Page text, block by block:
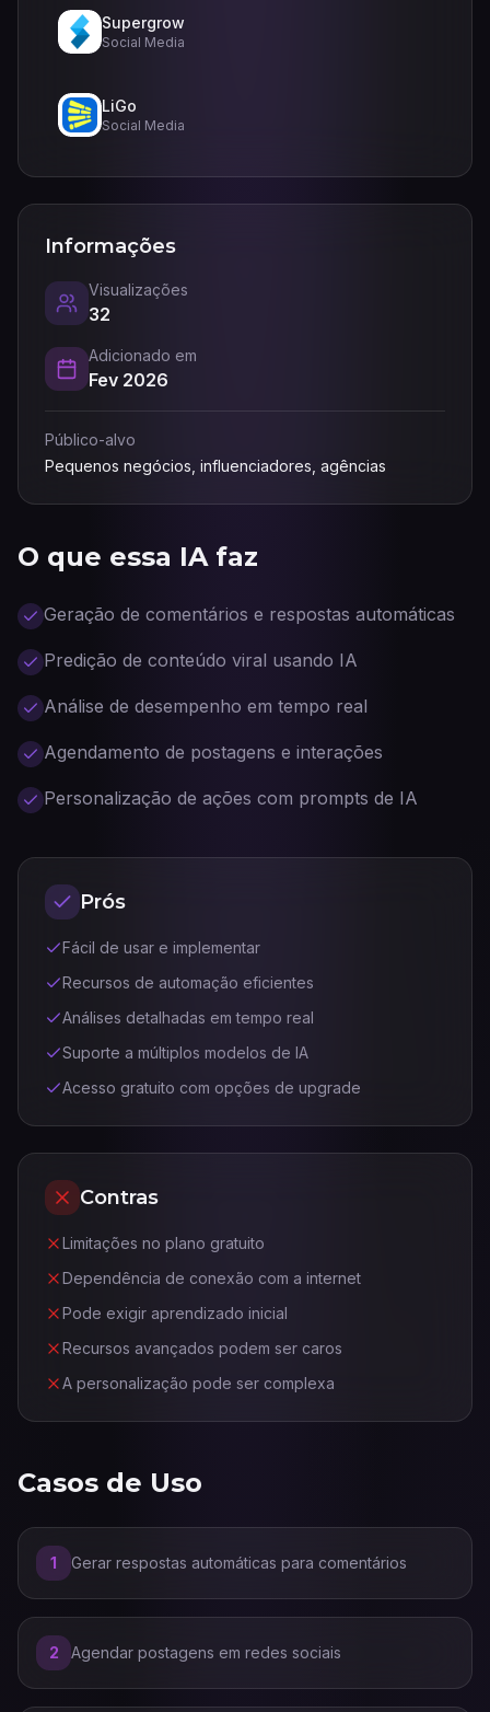
O que essa IA faz
Geração de comentários e respostas automáticas
Predição de conteúdo viral usando IA
Análise de desempenho em tempo real
Agendamento de postagens e interações
Personalização de ações com prompts de IA
Prós
Fácil de usar e implementar
Recursos de automação eficientes
Análises detalhadas em tempo real
Suporte a múltiplos modelos de IA
Acesso gratuito com opções de upgrade
Contras
Limitações no plano gratuito
Dependência de conexão com a internet
Pode exigir aprendizado inicial
Recursos avançados podem ser caros
A personalização pode ser complexa
Casos de Uso
1 Gerar respostas automáticas para comentários
2 Agendar postagens em redes sociais
Supergrow
Social Media
LiGo
Social Media
Informações
Visualizações
32
Adicionado em
Fev 2026
Público-alvo
Pequenos negócios, influenciadores, agências